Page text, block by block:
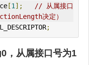
[1];
// 从属接口
决定）
;
，从属接口号为1